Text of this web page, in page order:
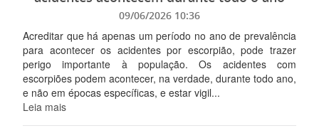
09/06/2026 10:36
Acreditar que há apenas um período no ano de prevalência
para acontecer os acidentes por escorpião, pode trazer
perigo importante à população. Os acidentes com
escorpiões podem acontecer, na verdade, durante todo ano,
e não em épocas específicas, e estar vigil...
Leia mais